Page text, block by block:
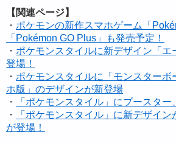
【関連ページ】
・ ポケモンの新作スマホゲーム「
「Pokémon GO Plus」も発売予定！
・ ポケモンスタイルに新デザイン「
登場！
・ ポケモンスタイルに「モンスター
ホ版」のデザインが新登場
・
「ポケモンスタイル」にブースタ
・
「ポケモンスタイル」に新デザイ
が登場！